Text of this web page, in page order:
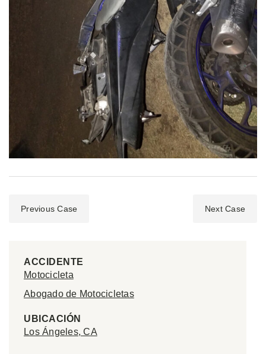
Previous Case Next Case
ACCIDENTE
Motocicleta
Abogado de Motocicletas
UBICACIÓN
Los Ángeles, CA